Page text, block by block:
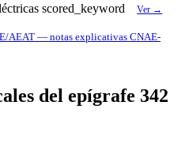
scored_keyword Ver →
AEAT — notas explicativas CNAE-
del epígrafe 342